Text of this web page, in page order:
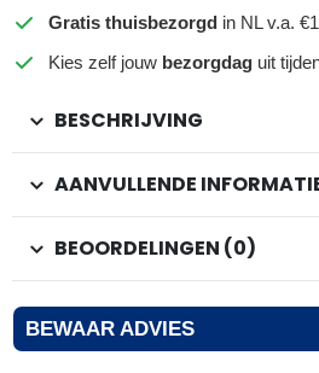
Gratis thuisbezorgd in NL v.a.
Kies zelf jouw bezorgdag uit
BESCHRIJVING
AANVULLENDE
BEOORDELINGEN (0)
BEWAAR ADVIES